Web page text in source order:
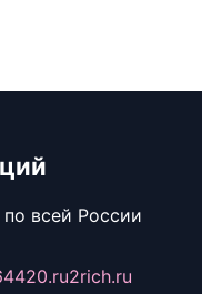
всей России
2rich.ru